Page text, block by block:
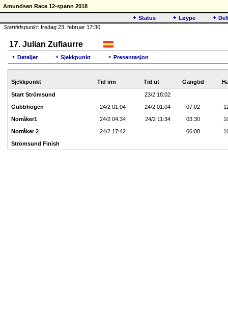
Amundsen Race 12-spann 2018
Status
Løype
Starttidspunkt: fredag 23. februar 17:30
17. Julian Zufiaurre
Detaljer Sjekkpunkt Presentasjon
Sjekkpunkt Tid inn Tid ut Gangtid
Start Strömsund
23/2 18:02
Gubbhögen
24/2 01:04 24/2 01:04 07:02
Norråker1
24/2 04:34 24/2 11:34 03:30
Norråker 2
24/2 17:42 06:08
Strömsund Finish